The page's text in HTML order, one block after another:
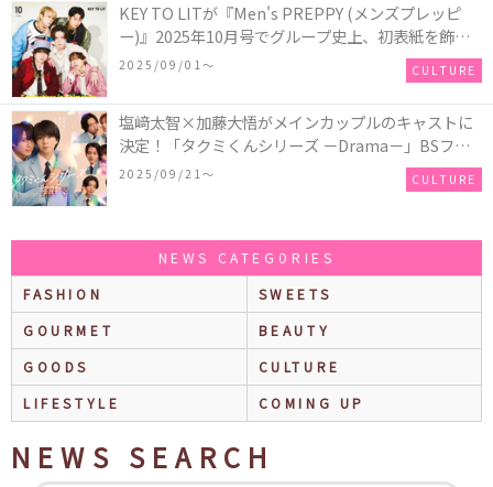
KEY TO LITが『Men's PREPPY (メンズプレッピ
ー)』2025年10月号でグループ史上、初表紙を飾
る！高橋恭平(なにわ男子)はネクタイ＆ジャケッ
ト、リムレスメガネを身に着けたCoolな姿で登場
2025/09/01〜 CULTURE
塩﨑太智×加藤大悟がメインカップルのキャストに
決定！「タクミくんシリーズ －Drama－」BSフ
ジ・FODにて放送＆独占配信決定！シリーズ累計
500万部を超える大人気BL小説、初の連続ドラマ
2025/09/21〜 CULTURE
NEWS CATEGORIES
FASHION
SWEETS
GOURMET
BEAUTY
GOODS
CULTURE
LIFESTYLE
COMING UP
NEWS SEARCH